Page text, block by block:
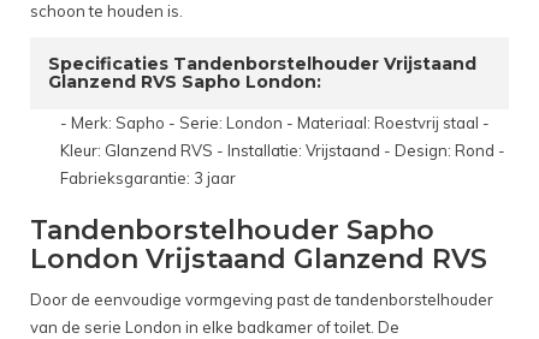
schoon te houden is.
Specificaties Tandenborstelhouder Vrijstaand
Glanzend RVS Sapho London:
- Merk: Sapho - Serie: London - Materiaal: Roestvrij staal -
Kleur: Glanzend RVS - Installatie: Vrijstaand - Design: Rond -
Fabrieksgarantie: 3 jaar
Tandenborstelhouder Sapho
London Vrijstaand Glanzend RVS
Door de eenvoudige vormgeving past de tandenborstelhouder
van de serie London in elke badkamer of toilet. De